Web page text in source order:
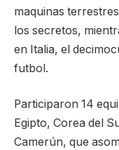
maquinas
los secretos,
en Italia, el
futbol.
Participaron 14
Egipto, Corea del
Camerún, que